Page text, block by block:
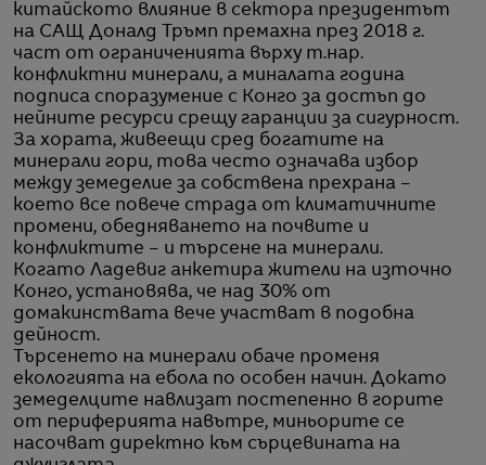
китайското влияние в сектора президентът
на САЩ Доналд Тръмп премахна през 2018 г.
част от ограниченията върху т.нар.
конфликтни минерали, а миналата година
подписа споразумение с Конго за достъп до
нейните ресурси срещу гаранции за сигурност.
За хората, живеещи сред богатите на
минерали гори, това често означава избор
между земеделие за собствена прехрана –
което все повече страда от климатичните
промени, обедняването на почвите и
конфликтите – и търсене на минерали.
Когато Ладевиг анкетира жители на източно
Конго, установява, че над 30% от
домакинствата вече участват в подобна
дейност.
Търсенето на минерали обаче променя
екологията на ебола по особен начин. Докато
земеделците навлизат постепенно в горите
от периферията навътре, миньорите се
насочват директно към сърцевината на